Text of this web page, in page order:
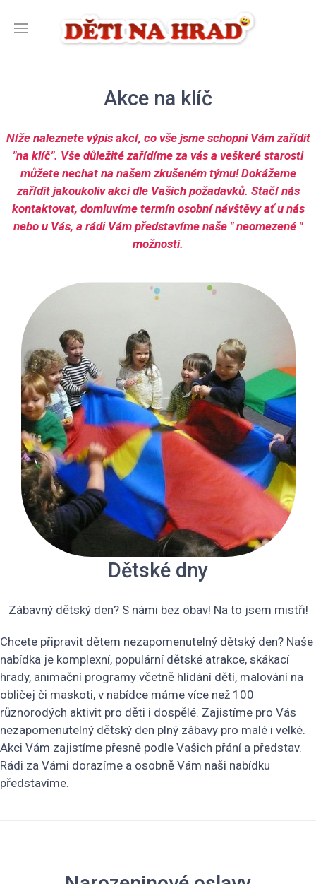
Akce na klíč
Níže naleznete výpis akcí, co vše jsme schopni Vám zařídit
"na klíč". Vše důležité zařídíme za vás a veškeré starosti
můžete nechat na našem zkušeném týmu! Dokážeme
zařídit jakoukoliv akci dle Vašich požadavků. Stačí nás
kontaktovat, domluvíme termín osobní návštěvy ať u nás
nebo u Vás, a rádi Vám představíme naše " neomezené "
možnosti.
Dětské dny
Zábavný dětský den? S námi bez obav! Na to jsem mistři!
Chcete připravit dětem nezapomenutelný dětský den? Naše
nabídka je komplexní, populární dětské atrakce, skákací
hrady, animační programy včetně hlídání dětí, malování na
obličej či maskoti, v nabídce máme více než 100
různorodých aktivit pro děti i dospělé. Zajistíme pro Vás
nezapomenutelný dětský den plný zábavy pro malé i velké.
Akci Vám zajistíme přesně podle Vašich přání a představ.
Rádi za Vámi dorazíme a osobně Vám naši nabídku
představíme.